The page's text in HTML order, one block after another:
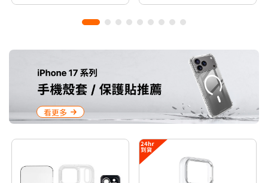
看更多